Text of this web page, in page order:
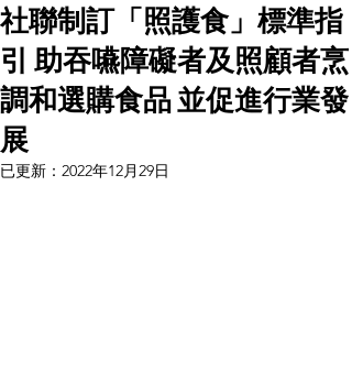
社聯制訂「照護食」標準指
引 助吞嚥障礙者及照顧者烹
調和選購食品 並促進行業發
展
已更新： 2022年12月29日